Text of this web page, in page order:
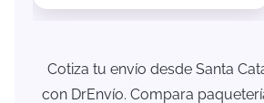
Cotiza tu envío desde Santa
con DrEnvío. Compara